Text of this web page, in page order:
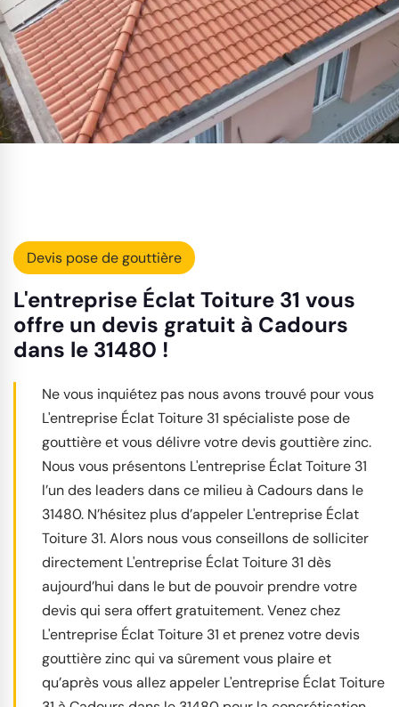
Devis pose de gouttière
L'entreprise Éclat Toiture 31 vous
offre un devis gratuit à Cadours
dans le 31480 !
Ne vous inquiétez pas nous avons trouvé pour vous
L'entreprise Éclat Toiture 31 spécialiste pose de
gouttière et vous délivre votre devis gouttière zinc.
Nous vous présentons L'entreprise Éclat Toiture 31
l’un des leaders dans ce milieu à Cadours dans le
31480. N’hésitez plus d’appeler L'entreprise Éclat
Toiture 31. Alors nous vous conseillons de solliciter
directement L'entreprise Éclat Toiture 31 dès
aujourd’hui dans le but de pouvoir prendre votre
devis qui sera offert gratuitement. Venez chez
L'entreprise Éclat Toiture 31 et prenez votre devis
gouttière zinc qui va sûrement vous plaire et
qu’après vous allez appeler L'entreprise Éclat Toiture